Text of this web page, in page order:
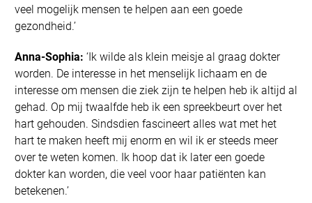
veel mogelijk mensen te helpen aan een goede
gezondheid.’
Anna-Sophia: ‘Ik wilde als klein meisje al graag dokter
worden. De interesse in het menselijk lichaam en de
interesse om mensen die ziek zijn te helpen heb ik altijd al
gehad. Op mij twaalfde heb ik een spreekbeurt over het
hart gehouden. Sindsdien fascineert alles wat met het
hart te maken heeft mij enorm en wil ik er steeds meer
over te weten komen. Ik hoop dat ik later een goede
dokter kan worden, die veel voor haar patiënten kan
betekenen.’